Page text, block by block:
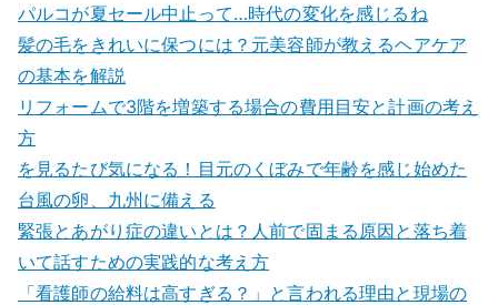
パルコが夏セール中止って…時代の変化を感じるね
髪の毛をきれいに保つには？元美容師が教えるヘアケア
の基本を解説
リフォームで3階を増築する場合の費用目安と計画の考え
方
を見るたび気になる！目元のくぼみで年齢を感じ始めた
台風の卵、九州に備える
緊張とあがり症の違いとは？人前で固まる原因と落ち着
いて話すための実践的な考え方
「看護師の給料は高すぎる？」と言われる理由と現場の